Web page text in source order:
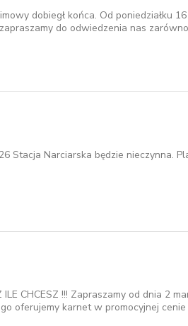
dobiegł końca. Od poniedziałku
do odwiedzenia nas
Stacja Narciarska będzie nieczynna.
ILE CHCESZ !!! Zapraszamy od dnia
oferujemy karnet w promocyjnej